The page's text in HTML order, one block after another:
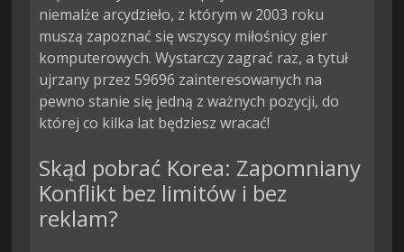
niemalże arcydzieło, z którym w 2003 roku
muszą zapoznać się wszyscy miłośnicy gier
komputerowych. Wystarczy zagrać raz, a tytuł
ujrzany przez 59696 zainteresowanych na
pewno stanie się jedną z ważnych pozycji, do
której co kilka lat będziesz wracać!
Skąd pobrać Korea: Zapomniany
Konflikt bez limitów i bez
reklam?